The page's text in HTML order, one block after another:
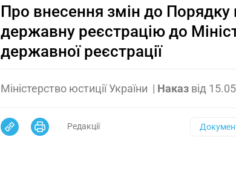
Про внесення змін до
державну реєстрацію до
державної реєстрації
Міністерство юстиції України | Наказ від
Редакції